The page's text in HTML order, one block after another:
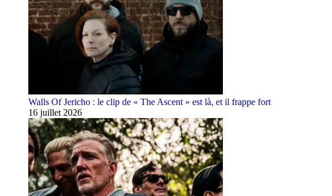
Walls Of Jericho : le clip de « The Ascent » est là, et il frappe fort
16 juillet 2026